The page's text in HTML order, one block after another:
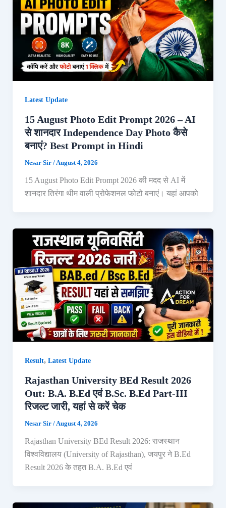
Latest Update
15 August Photo Edit Prompt 2026 – AI
से शानदार Independence Day Photo कैसे
बनाएं? Best Prompt in Hindi
Nesar Sir / August 4, 2026
15 August Photo Edit Prompt 2026 की मदद से AI में
शानदार तिरंगा थीम वाली प्रोफेशनल फोटो बनाएं। यहां आपको
Result, Latest Update
Rajasthan University BEd Result 2026
Out: B.A. B.Ed एवं B.Sc. B.Ed Part-III
रिजल्ट जारी, यहां से करें चेक
Nesar Sir / August 4, 2026
Rajasthan University BEd Result 2026: राजस्थान
विश्वविद्यालय (University of Rajasthan), जयपुर ने B.Ed
Result 2026 के तहत B.A. B.Ed एवं